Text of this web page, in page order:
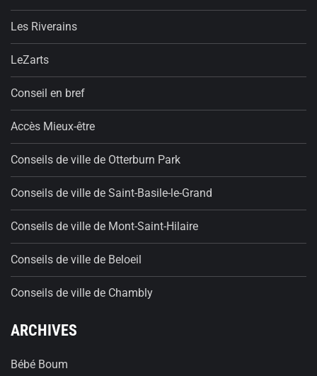
Les Riverains
LeZarts
Conseil en bref
Accès Mieux-être
Conseils de ville de Otterburn Park
Conseils de ville de Saint-Basile-le-Grand
Conseils de ville de Mont-Saint-Hilaire
Conseils de ville de Beloeil
Conseils de ville de Chambly
ARCHIVES
Bébé Boum